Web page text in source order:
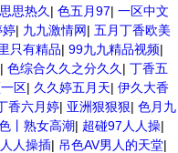
思热久 | 色五月97| 一区中文
婷| 九九激情网| 五月丁香欧美
只有精品| 99九九精品视频|
| 色综合久久之分久久 | 丁香五
区| 久久婷五月天| 伊久大香
香六月婷| 亚洲狠狠狠| 色月九
丨熟女高潮| 超碰97人人操|
人人操插| 吊色AV男人的天堂|